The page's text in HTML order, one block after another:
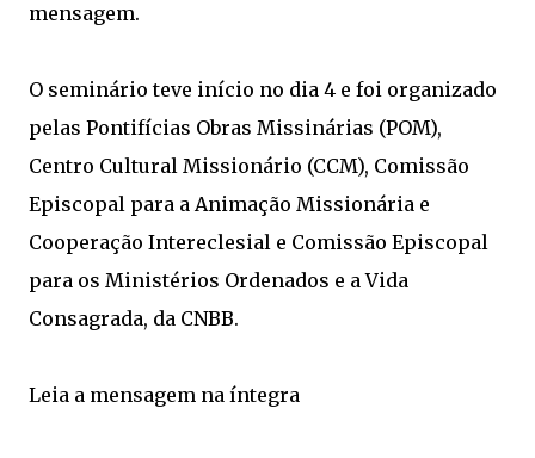
mensagem.
O seminário teve início no dia 4 e foi organizado
pelas Pontifícias Obras Missinárias (POM),
Centro Cultural Missionário (CCM), Comissão
Episcopal para a Animação Missionária e
Cooperação Intereclesial e Comissão Episcopal
para os Ministérios Ordenados e a Vida
Consagrada, da CNBB.
Leia a mensagem na íntegra